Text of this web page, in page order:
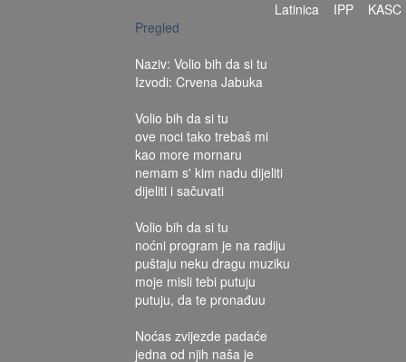
Latinica IPP
KASC
Pregled
Naziv: Volio bih da si tu
Izvodi: Crvena Jabuka
Volio bih da si tu
ove noci tako trebaš mi
kao more mornaru
nemam s' kim nadu dijeliti
dijeliti i sačuvati
Volio bih da si tu
noćni program je na radiju
puštaju neku dragu muziku
moje misli tebi putuju
putuju, da te pronađuu
Noćas zvijezde padaće
jedna od njih naša je